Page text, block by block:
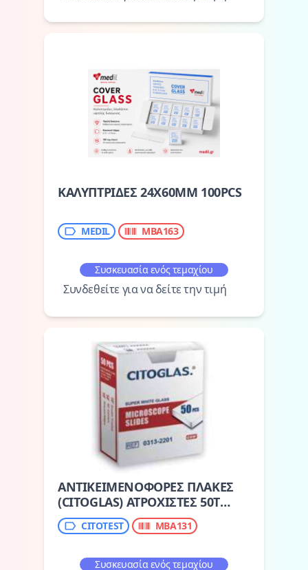
ΚΑΛΥΠΤΡΙΔΕΣ 24X60MM 100PCS
MEDIL MBA163
Συσκευασία ενός τεμαχίου
Συνδεθείτε για να δείτε την τιμή
ΑΝΤΙΚΕΙΜΕΝΟΦΟΡΕΣ ΠΛΑΚΕΣ
(CITOGLAS) ΑΤΡΟΧΙΣΤΕΣ 50Τ
(0307-0002)
CITOTEST MBA131
Συσκευασία ενός τεμαχίου